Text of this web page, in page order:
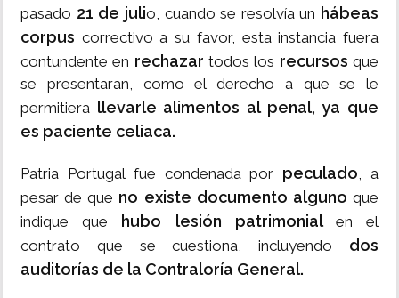
pasado 21 de julio, cuando se resolvía un hábeas
corpus correctivo a su favor, esta instancia fuera
contundente en rechazar todos los recursos que
se presentaran, como el derecho a que se le
permitiera llevarle alimentos al penal, ya que
es paciente celiaca.
Patria Portugal fue condenada por peculado, a
pesar de que no existe documento algunoque
indique que hubo lesión patrimonial en el
contrato que se cuestiona, incluyendo dos
auditorías de la Contraloría General.